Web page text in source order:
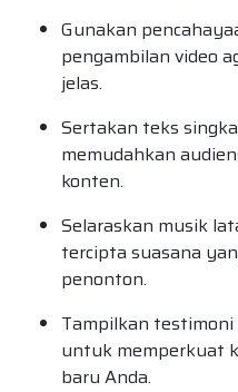
Gunakan
pengambilan video
jelas.
Sertakan teks
memudahkan
konten.
Selaraskan musik
tercipta suasana
penonton.
Tampilkan testimoni
untuk memperkuat
baru Anda.